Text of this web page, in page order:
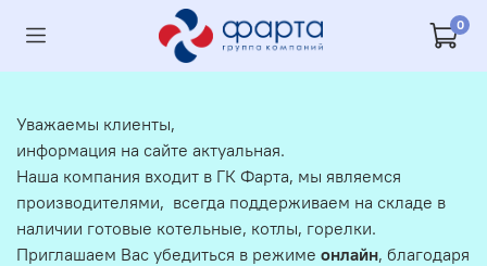
0
Уважаемы клиенты,
информация на сайте актуальная.
Наша компания входит в ГК Фарта, мы являемся
производителями, всегда поддерживаем на складе в
наличии готовые котельные, котлы, горелки.
Приглашаем Вас убедиться в режиме онлайн, благодаря